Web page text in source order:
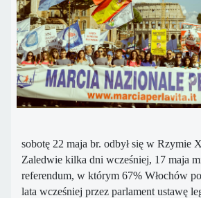
sobotę 22 maja br. odbył się w Rzymie
Zaledwie kilka dni wcześniej, 17 maja
referendum, w którym 67% Włochów
lata wcześniej przez parlament ustawę